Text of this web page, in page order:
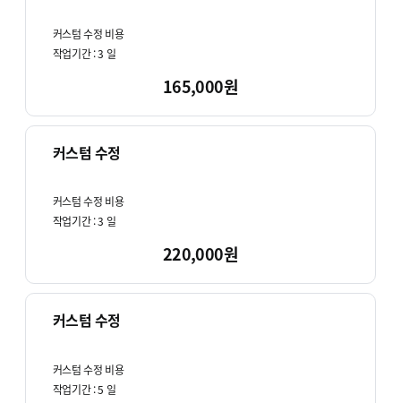
커스텀 수정 비용
작업기간 :3 일
165,000원
커스텀 수정
커스텀 수정 비용
작업기간 :3 일
220,000원
커스텀 수정
커스텀 수정 비용
작업기간 :5 일